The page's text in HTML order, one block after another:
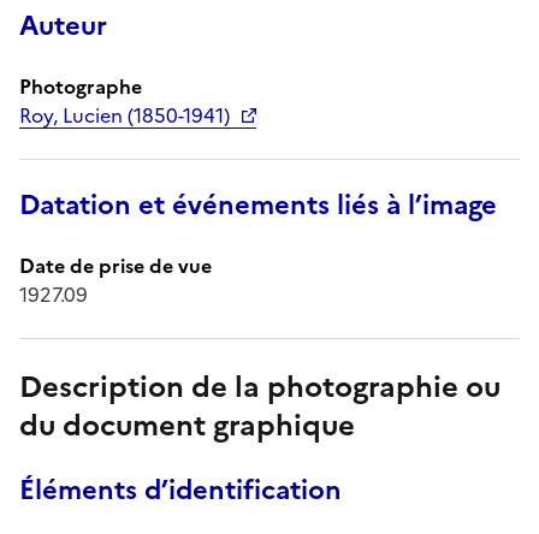
Auteur
Photographe
Roy, Lucien (1850-1941)
Datation et événements liés à l’image
Date de prise de vue
1927.09
Description de la photographie ou
du document graphique
Éléments d’identification